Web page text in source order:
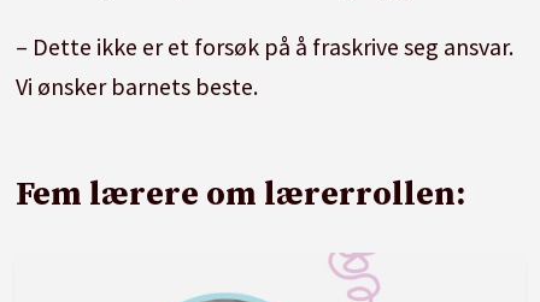
– Dette ikke er et forsøk på å fraskrive seg ansvar.
Vi ønsker barnets beste.
Fem lærere om lærerrollen: